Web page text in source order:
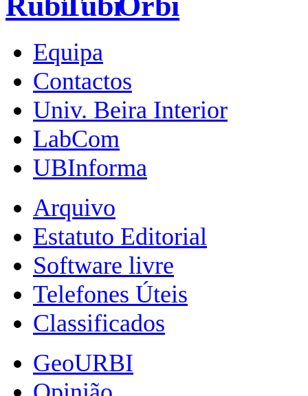
Equipa
Contactos
Univ. Beira Interior
LabCom
UBInforma
Arquivo
Estatuto Editorial
Software livre
Telefones Úteis
Classificados
GeoURBI